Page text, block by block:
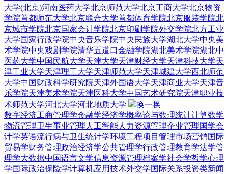
大学(北京)河南医药大学北京师范大学北京工商大学北京物资
学院首都师范大学北京联合大学首都体育学院北京服装学院北
京城市学院北京国家会计学院北京印刷学院外交学院北方工业
大学国家行政学院中央音乐学院中央民族大学湖北大学中央美
术学院中央戏剧学院清华五道口金融学院湖北美术学院湖北中
医药大学中国民航大学天津大学天津财经大学天津科技大学天
津工业大学天津理工大学天津师范大学天津城建大学西北师范
大学中国财政科学研究院天津外国语大学天津商业大学天津音
乐学院天津美术学院天津医科大学中国艺术研究院天津职业技
术师范大学河北大学河北地质大学
换一换
数字经济工商管理学金融学经济学概率论与数理统计计算数学
物流管理卫生事业管理 人工智能人力资源管理企业管理国学会
计学英语流行病与卫生统计学环境工程项目管理市场营销国际
贸易学财务管理政治经济学公共管理学行政管理教育学法学管
理学大数据中国语言文学信息资源管理档案学社会学哲学心理
学国际政治保险学计算机应用技术外交学国际关系投资类新闻